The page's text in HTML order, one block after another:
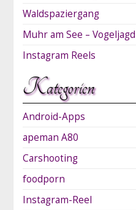
Waldspaziergang
Muhr am See – Vogeljagd
Instagram Reels
Kategorien
Android-Apps
apeman A80
Carshooting
foodporn
Instagram-Reel